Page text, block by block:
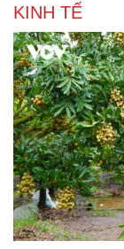
Văn hóa
Sân khấu - Điện
Văn học
KINH TẾ